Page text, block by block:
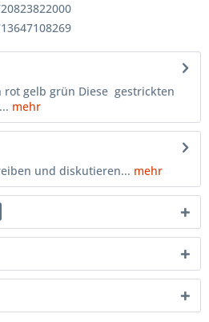
rot gelb grün Diese gestrickten
mehr
und diskutieren... mehr